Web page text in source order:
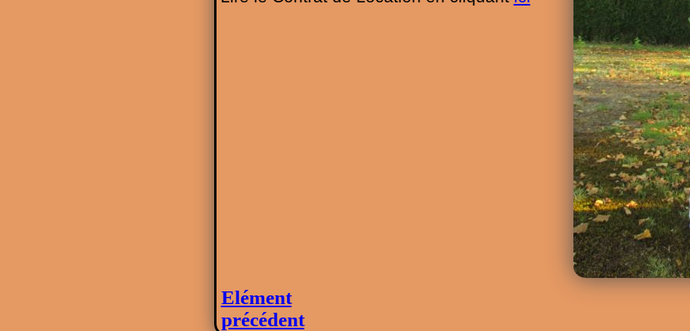
Elément
précédent